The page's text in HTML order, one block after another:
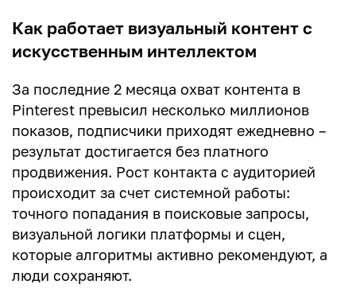
Как работает визуальный контент с
искусственным интеллектом
За последние 2 месяца охват контента в
Pinterest превысил несколько миллионов
показов, подписчики приходят ежедневно –
результат достигается без платного
продвижения. Рост контакта с аудиторией
происходит за счет системной работы:
точного попадания в поисковые запросы,
визуальной логики платформы и сцен,
которые алгоритмы активно рекомендуют, а
люди сохраняют.